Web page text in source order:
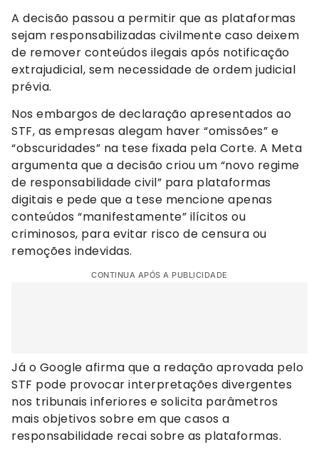
A decisão passou a permitir que as plataformas
sejam responsabilizadas civilmente caso deixem
de remover conteúdos ilegais após notificação
extrajudicial, sem necessidade de ordem judicial
prévia.
Nos embargos de declaração apresentados ao
STF, as empresas alegam haver “omissões” e
“obscuridades” na tese fixada pela Corte. A Meta
argumenta que a decisão criou um “novo regime
de responsabilidade civil” para plataformas
digitais e pede que a tese mencione apenas
conteúdos “manifestamente” ilícitos ou
criminosos, para evitar risco de censura ou
remoções indevidas.
CONTINUA APÓS A PUBLICIDADE
Já o Google afirma que a redação aprovada pelo
STF pode provocar interpretações divergentes
nos tribunais inferiores e solicita parâmetros
mais objetivos sobre em que casos a
responsabilidade recai sobre as plataformas.